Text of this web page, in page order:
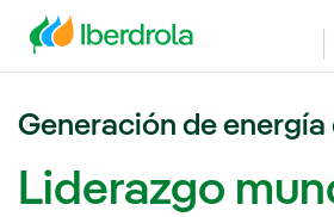
Generación de
Liderazgo